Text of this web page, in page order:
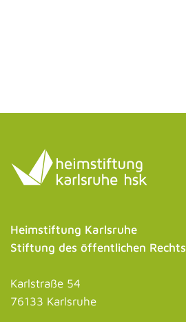
Heimstiftung Karlsruhe
Stiftung des öffentlichen Rechts
Karlstraße 54
76133 Karlsruhe